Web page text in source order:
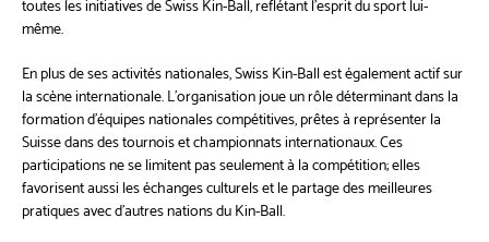
toutes les initiatives de Swiss Kin-Ball, reflétant l'esprit du sport lui-
même.
En plus de ses activités nationales, Swiss Kin-Ball est également actif sur
la scène internationale. L'organisation joue un rôle déterminant dans la
formation d'équipes nationales compétitives, prêtes à représenter la
Suisse dans des tournois et championnats internationaux. Ces
participations ne se limitent pas seulement à la compétition; elles
favorisent aussi les échanges culturels et le partage des meilleures
pratiques avec d'autres nations du Kin-Ball.